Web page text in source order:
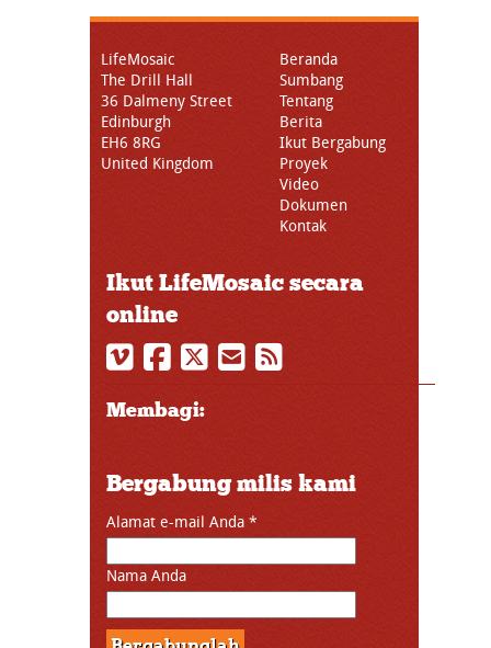
LifeMosaic
The Drill Hall
36 Dalmeny Street
Edinburgh
EH6 8RG
United Kingdom
Beranda
Sumbang
Tentang
Berita
Ikut Bergabung
Proyek
Video
Dokumen
Kontak
Ikut LifeMosaic secara
online
Membagi:
Bergabung milis kami
Alamat e-mail Anda *
Nama Anda